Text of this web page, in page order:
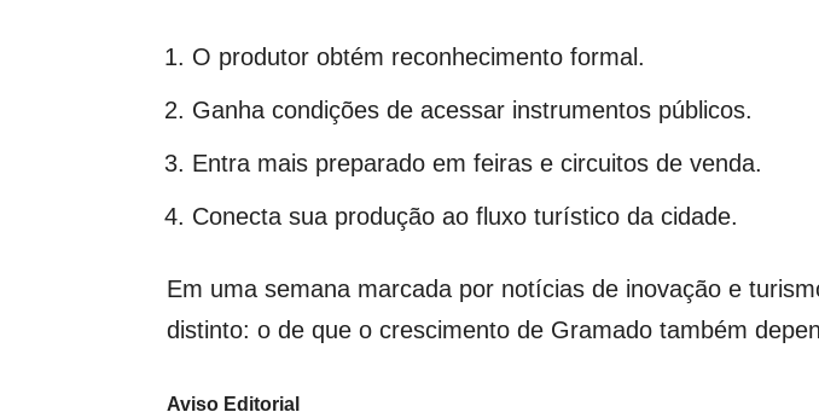
O produtor obtém reconhecimento formal.
Ganha condições de acessar instrumentos públicos.
Entra mais preparado em feiras e circuitos de venda.
Conecta sua produção ao fluxo turístico da cidade.
Em uma semana marcada por notícias de inovação e
distinto: o de que o crescimento de Gramado também
Aviso Editorial